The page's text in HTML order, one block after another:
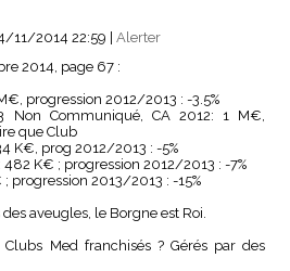
11/2014 22:59
Alerter
2014, page 67 :
progression 2012/2013 : -3.5%
Non Communiqué, CA 2012: 1 M€,
que Club
K€, prog 2012/2013 : -5%
482 K€ ; progression 2012/2013 : -7%
; progression 2013/2013 : -15%
aveugles, le Borgne est Roi.
Med franchisés ? Gérés par des